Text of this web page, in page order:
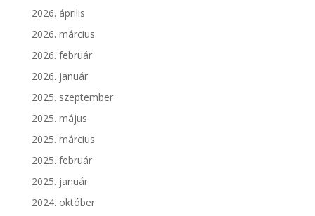
2026. április
2026. március
2026. február
2026. január
2025. szeptember
2025. május
2025. március
2025. február
2025. január
2024. október